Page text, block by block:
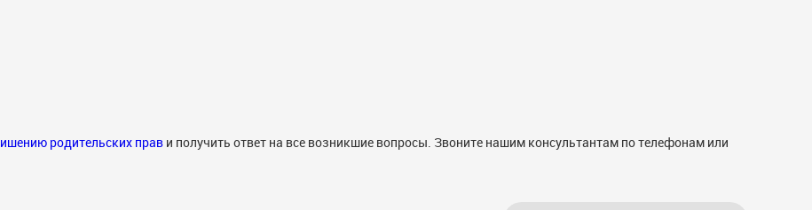
родительских прав и получить ответ на все возникшие вопросы. Звоните нашим консультантам по телефонам или